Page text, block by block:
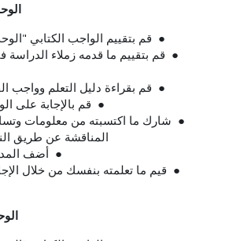
الوحدة ٥ -
● قم بتقييم الواجب الكتابي "الوحدة ٤" لزملاء
● قم بتقييم ما قدمه زملاء الدراسة
● قم بقراءة دليل التعلم وواجب
● قم بالإجابة على
● شارك ما اكتسبته من معلومات
المناقشة عن طريق
● أضف
● قيم ما تعلمته بنفسك من خلال
الوحدة ٦ -